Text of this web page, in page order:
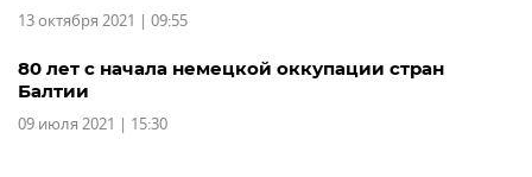
13 октября 2021 | 09:55
80 лет с начала немецкой оккупации стран
Балтии
09 июля 2021 | 15:30